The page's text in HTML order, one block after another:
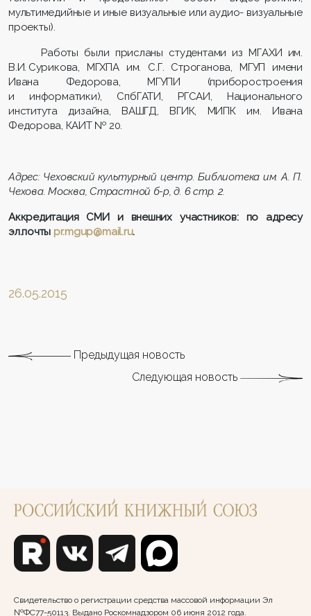
мультимедийные и иные визуальные или аудио- визуальные
проекты).
Работы были присланы студентами из МГАХИ им.
В.И. Сурикова, МГХПА им. С.Г. Строганова, МГУП имени
Ивана Федорова, МГУПИ (приборостроения
и информатики), СпбГАТИ, РГСАИ, Национального
института дизайна, ВАШГД, ВГИК, МИПК им. Ивана
Федорова, КАИТ № 20.
Адрес: Чеховский культурный центр. Библиотека им. А. П.
Чехова. Москва, Страстной б-р, д. 6 стр. 2.
Аккредитация СМИ и внешних участников: по адресу
эл.почты pr.mgup@mail.ru.
26.05.2015
Предыдущая новость
Следующая новость
Свидетельство о регистрации средства массовой информации Эл
№ФС77-50113. Выдано Роскомнадзором 06 июня 2012 года.